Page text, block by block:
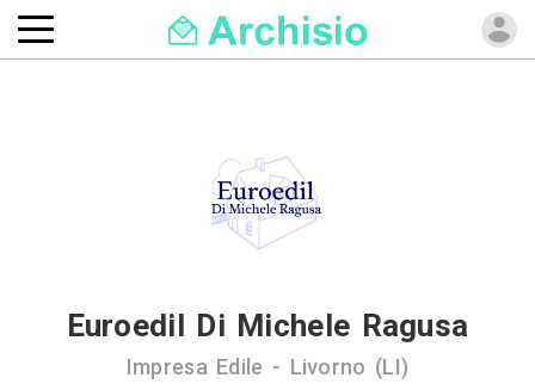
Euroedil Di Michele Ragusa
Impresa Edile - Livorno (LI)